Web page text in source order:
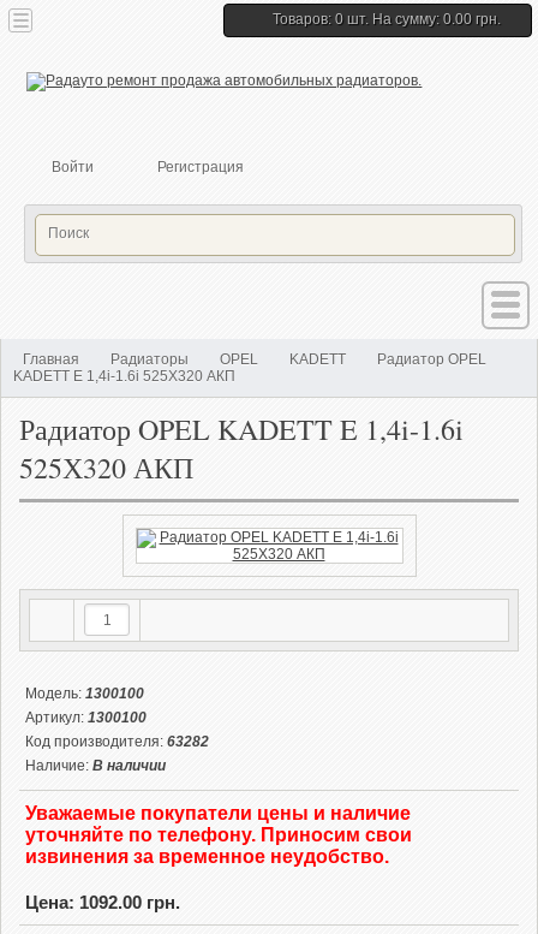
Товаров: 0 шт. На сумму: 0.00 грн.
Войти Регистрация
Главная Радиаторы OPEL KADETT
Радиатор OPEL
KADETT E 1,4i-1.6i 525Х320 АКП
Радиатор OPEL KADETT E 1,4i-1.6i
525Х320 АКП
Модель: 1300100
Артикул: 1300100
Код производителя: 63282
Наличие: В наличии
Уважаемые покупатели цены и наличие
уточняйте по телефону. Приносим свои
извинения за временное неудобство.
Цена: 1092.00 грн.